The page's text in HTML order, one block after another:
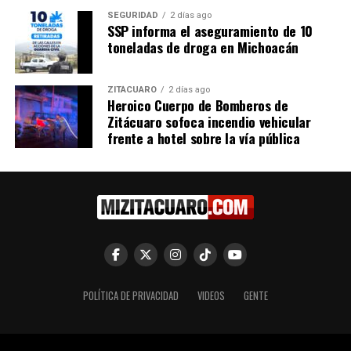
SEGURIDAD 2 días ago
SSP informa el aseguramiento de 10
toneladas de droga en Michoacán
ZITÁCUARO 2 días ago
Heroico Cuerpo de Bomberos de
Zitácuaro sofoca incendio vehicular
frente a hotel sobre la vía pública
POLÍTICA DE PRIVACIDAD VIDEOS GENTE